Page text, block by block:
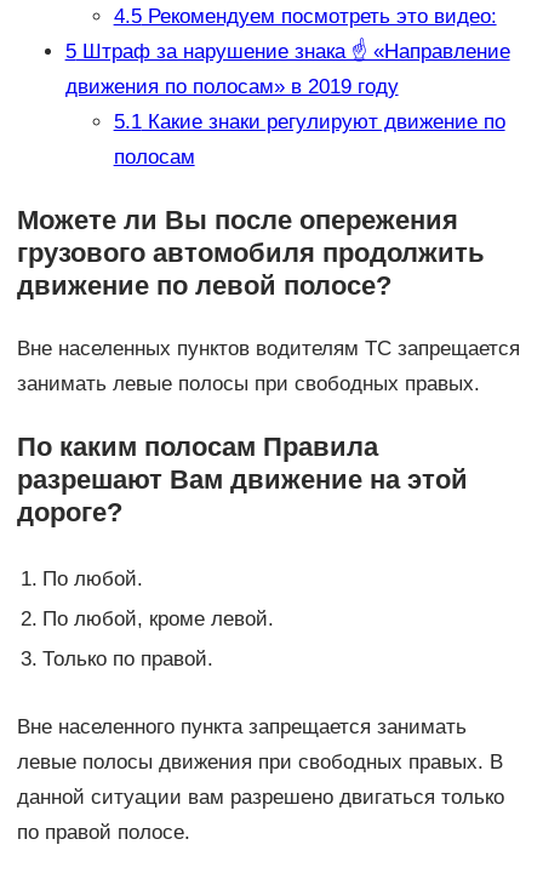
4.5Рекомендуем посмотреть это видео:
5Штраф за нарушение знака ☝ «Направление
движения по полосам» в 2019 году
5.1Какие знаки регулируют движение по
полосам
Можете ли Вы после опережения
грузового автомобиля продолжить
движение по левой полосе?
Вне населенных пунктов водителям ТС запрещается
занимать левые полосы при свободных правых.
По каким полосам Правила
разрешают Вам движение на этой
дороге?
1. По любой.
2. По любой, кроме левой.
3. Только по правой.
Вне населенного пункта запрещается занимать
левые полосы движения при свободных правых. В
данной ситуации вам разрешено двигаться только
по правой полосе.